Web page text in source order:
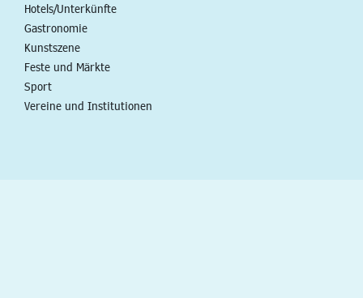
Hotels/Unterkünfte
Gastronomie
Kunstszene
Feste und Märkte
Sport
Vereine und Institutionen